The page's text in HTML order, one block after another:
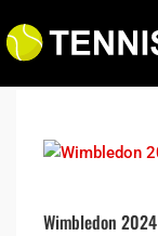
Wimbledon 2024